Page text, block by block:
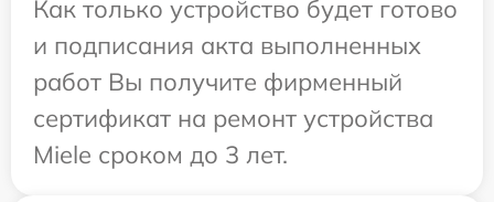
Как только устройство будет готово
и подписания акта выполненных
работ Вы получите фирменный
сертификат на ремонт устройства
Miele сроком до 3 лет.